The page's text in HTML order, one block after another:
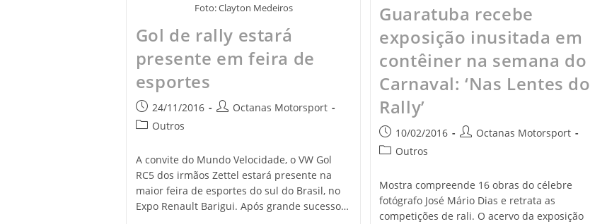
Foto: Clayton Medeiros
Gol de rally estará
presente em feira de
esportes
24/11/2016
Octanas Motorsport
Outros
A convite do Mundo Velocidade, o VW Gol
RC5 dos irmãos Zettel estará presente na
maior feira de esportes do sul do Brasil, no
Expo Renault Barigui. Após grande sucesso…
Guaratuba recebe
exposição inusitada em
contêiner na semana do
Carnaval: ‘Nas Lentes do
Rally’
10/02/2016
Octanas Motorsport
Outros
Mostra compreende 16 obras do célebre
fotógrafo José Mário Dias e retrata as
competições de rali. O acervo da exposição